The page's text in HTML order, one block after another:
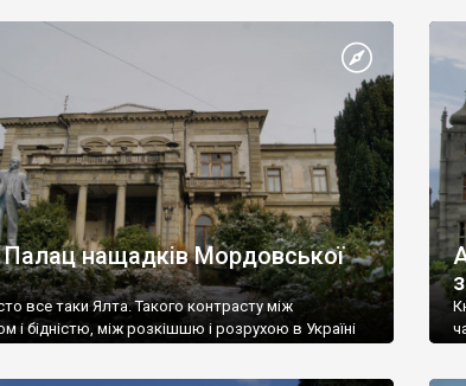
Палац нащадків Мордовської
все таки Ялта. Такого контрасту між
і бідністю, між розкішшю і розрухою в Україні